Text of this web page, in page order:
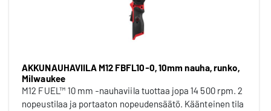
AKKUNAUHAVIILA M12 FBFL10-0, 10mm nauha, runko,
Milwaukee
M12 FUEL™ 10 mm -nauhaviila tuottaa jopa 14 500 rpm. 2
nopeustilaa ja portaaton nopeudensäätö. Käänteinen tila